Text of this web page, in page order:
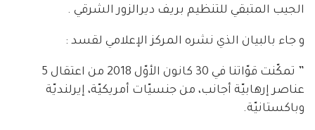
الجيب المتبقي للتنظيم بريف ديرالزور الشرقي .
و جاء بالبيان الذي نشره المركز الإعلامي لقسد :
” تمكّنت قوّاتنا في 30 كانون الأوّل 2018 من اعتقال 5
عناصر إرهابيّة أجانب، من جنسيّات أمريكيّة، إيرلنديّة
وباكستانيّة.